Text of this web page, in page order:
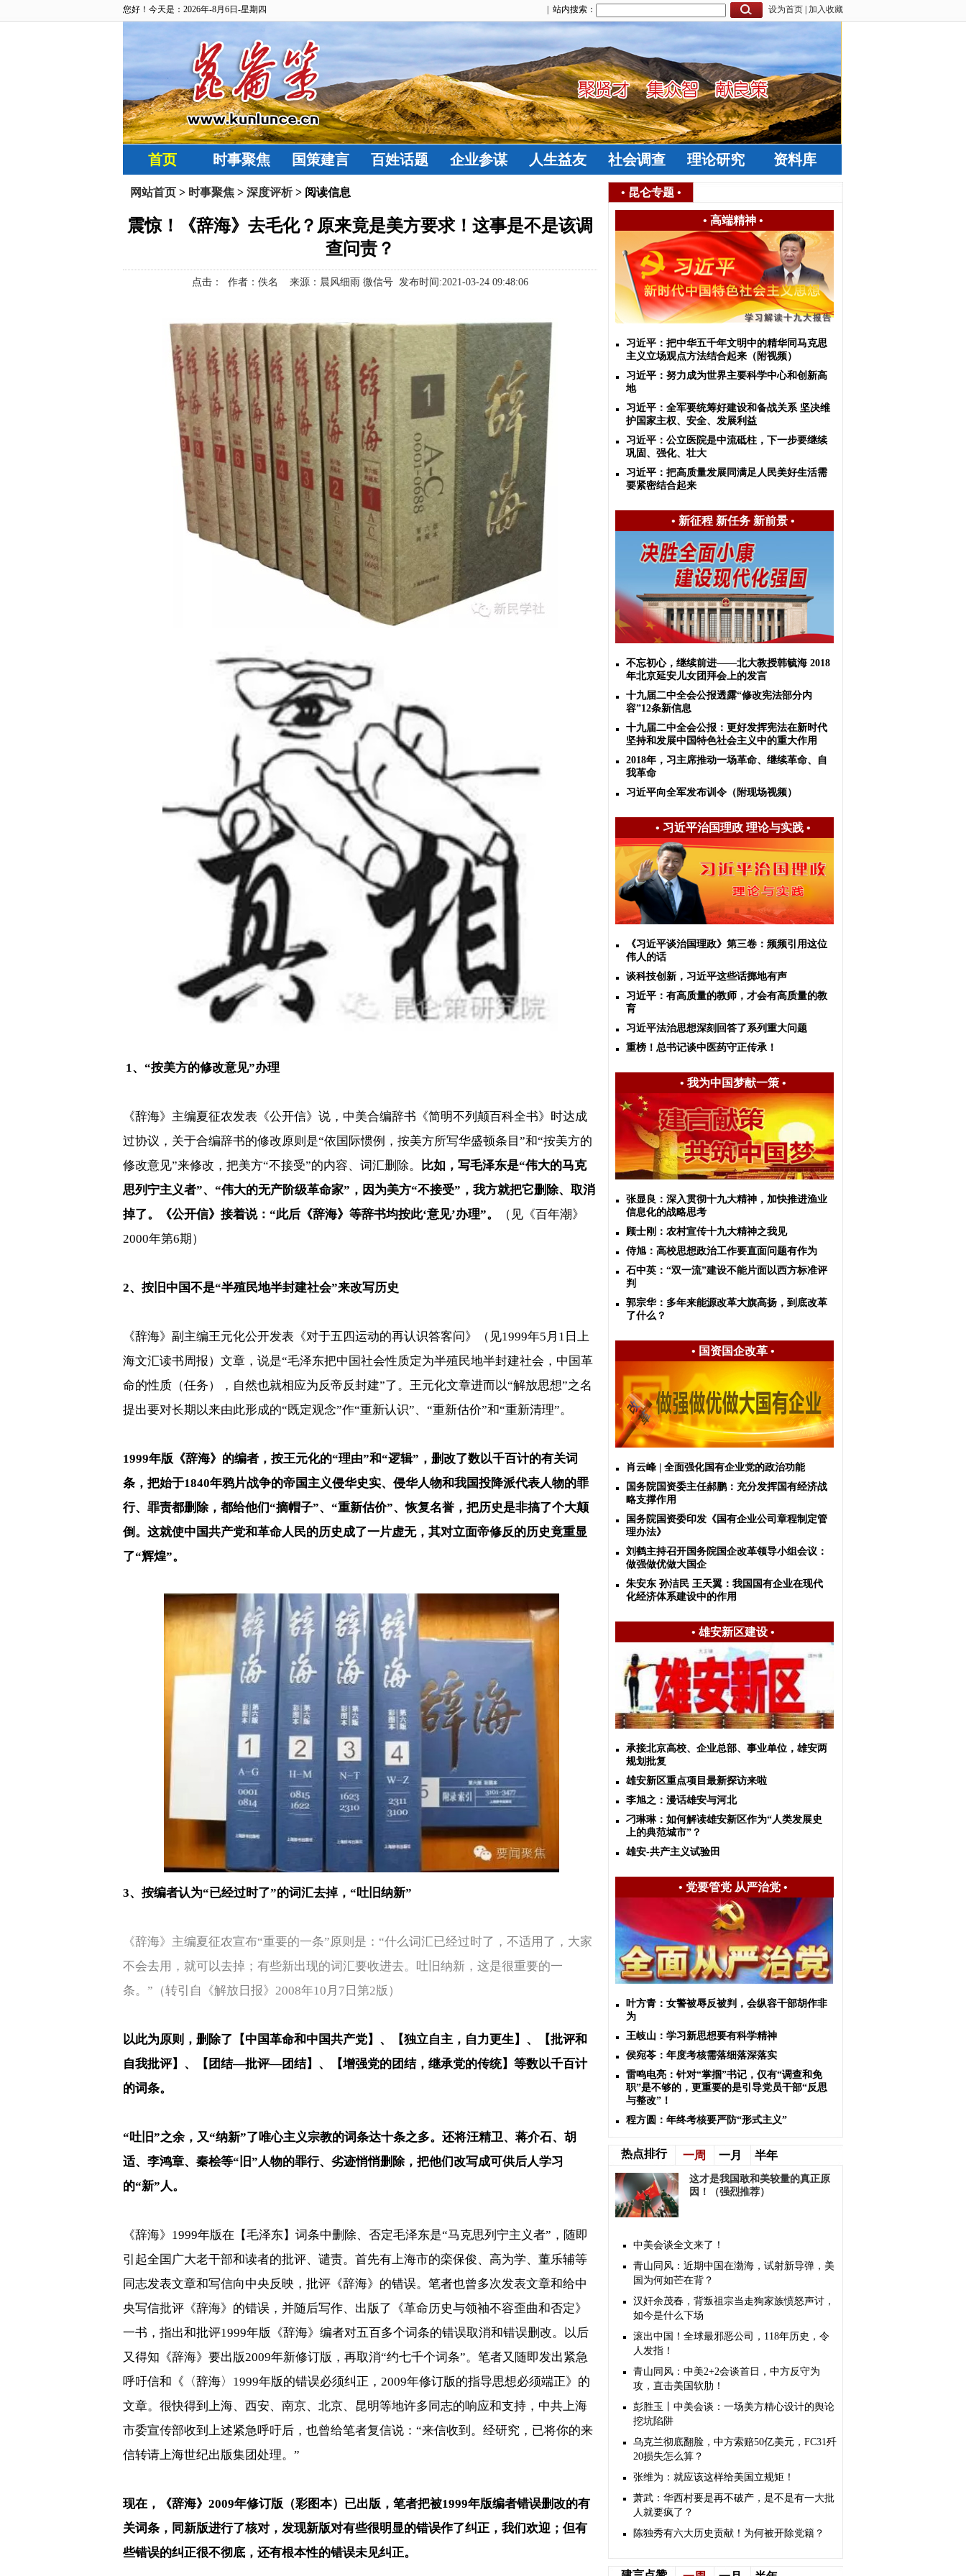
您好！今天是：2026年-8月6日-星期四 设为首页 加入收藏
| 站内搜索：
首页 时事聚焦 国策建言 百姓话题 企业参谋 人生益友 社会调查 理论研究 资料库
网站首页 > 时事聚焦 > 深度评析> 阅读信息
震惊！《辞海》去毛化？原来竟是美方要求！这事是不是该调
查问责？
点击： 作者：佚名 来源：晨风细雨 微信号 发布时间:2021-03-24 09:48:06
1、 “按美方的修改意见”办理
《辞海》主编夏征农发表《公开信》说，中美合编辞书《简明不列颠百科全书》时达成
过协议，关于合编辞书的修改原则是“依国际惯例，按美方所写华盛顿条目”和“按美方的
修改意见”来修改，把美方“不接受”的内容、词汇删除。 比如，写毛泽东是“伟大的马克
思列宁主义者”、 “伟大的无产阶级革命家” ，因为美方“不接受” ，我方就把它删除、取消
掉了。《公开信》接着说： “此后《辞海》等辞书均按此‘意见’办理”。
（见《百年潮》
2000年第6期）
2、按旧中国不是“半殖民地半封建社会”来改写历史
《辞海》副主编王元化公开发表《对于五四运动的再认识答客问》 （见1999年5 月 1 日上
海文汇读书周报） 文章，说是“毛泽东把中国社会性质定为半殖民地半封建社会，中国革
命的性质（任务），自然也就相应为反帝反封建”了。王元化文章进而以“解放思想”之名
提出要对长期以来由此形成的“既定观念”作“重新认识”、 “重新估价”和“重新清理”。
1999年版《辞海》的编者，按王元化的“理由”和“逻辑” ，删改了数以千百计的有关词
条，把始于1840年鸦片战争的帝国主义侵华史实、侵华人物和我国投降派代表人物的罪
行、罪责都删除，都给他们“摘帽子”、 “重新估价”、恢复名誉，把历史是非搞了个大颠
倒。这就使中国共产党和革命人民的历史成了一片虚无，其对立面帝修反的历史竟重显
了“辉煌”。
3、按编者认为“已经过时了”的词汇去掉， “吐旧纳新”
《辞海》主编夏征农宣布“重要的一条”原则是： “什么词汇已经过时了，不适用了，大家
不会去用，就可以去掉；有些新出现的词汇要收进去。吐旧纳新，这是很重要的一
条。 ”（转引自《解放日报》 2008年10 月 7 日第2版）
以此为原则，删除了【中国革命和中国共产党】、【独立自主，自力更生】、【批评和
自我批评】、【团结—批评—团结】、【增强党的团结，继承党的传统】等数以千百计
的词条。
“吐旧”之余，又“纳新”了唯心主义宗教的词条达十条之多。还将汪精卫、蒋介石、胡
适、李鸿章、秦桧等“ 旧”人物的罪行、劣迹悄悄删除，把他们改写成可供后人学习
的“新”人。
《辞海》 1999年版在【毛泽东】词条中删除、否定毛泽东是“马克思列宁主义者” ，随即
引起全国广大老干部和读者的批评、谴责。首先有上海市的栾保俊、高为学、董乐辅等
同志发表文章和写信向中央反映，批评《辞海》的错误。笔者也曾多次发表文章和给中
央写信批评《辞海》的错误，并随后写作、出版了《革命历史与领袖不容歪曲和否定》
一书，指出和批评1999年版《辞海》编者对五百多个词条的错误取消和错误删改。以后
又得知《辞海》要出版2009年新修订版，再取消“约七千个词条”。笔者又随即发出紧急
呼吁信和《〈辞海〉 1999年版的错误必须纠正， 2009年修订版的指导思想必须端正》的
文章。很快得到上海、西安、南京、北京、昆明等地许多同志的响应和支持，中共上海
市委宣传部收到上述紧急呼吁后，也曾给笔者复信说： “来信收到。经研究，已将你的来
信转请上海世纪出版集团处理。 ”
现在，《辞海》 2009年修订版（彩图本）已出版，笔者把被1999年版编者错误删改的有
关词条，同新版进行了核对，发现新版对有些很明显的错误作了纠正，我们欢迎；但有
些错误的纠正很不彻底，还有根本性的错误未见纠正。
• 昆仑专题 •
• 高端精神•
习近平：把中华五千年文明中的精华同马克思
主义立场观点方法结合起来（附视频）
习近平：努力成为世界主要科学中心和创新高
地
习近平：全军要统筹好建设和备战关系 坚决维
护国家主权、安全、发展利益
习近平：公立医院是中流砥柱，下一步要继续
巩固、强化、壮大
习近平：把高质量发展同满足人民美好生活需
要紧密结合起来
• 新征程 新任务 新前景•
不忘初心，继续前进——北大教授韩毓海 2018
年北京延安儿女团拜会上的发言
十九届二中全会公报透露“修改宪法部分内
容”12条新信息
十九届二中全会公报：更好发挥宪法在新时代
坚持和发展中国特色社会主义中的重大作用
2018年，习主席推动一场革命、继续革命、自
我革命
习近平向全军发布训令（附现场视频）
• 习近平治国理政 理论与实践•
《习近平谈治国理政》第三卷：频频引用这位
伟人的话
谈科技创新，习近平这些话掷地有声
习近平：有高质量的教师，才会有高质量的教
育
习近平法治思想深刻回答了系列重大问题
重榜！总书记谈中医药守正传承！
• 我为中国梦献一策•
张显良：深入贯彻十九大精神，加快推进渔业
信息化的战略思考
顾士刚：农村宣传十九大精神之我见
侍旭：高校思想政治工作要直面问题有作为
石中英：“双一流”建设不能片面以西方标准评
判
郭宗华：多年来能源改革大旗高扬，到底改革
了什么？
• 国资国企改革•
肖云峰 | 全面强化国有企业党的政治功能
国务院国资委主任郝鹏：充分发挥国有经济战
略支撑作用
国务院国资委印发《国有企业公司章程制定管
理办法》
刘鹤主持召开国务院国企改革领导小组会议：
做强做优做大国企
朱安东 孙洁民 王天翼：我国国有企业在现代
化经济体系建设中的作用
• 雄安新区建设•
承接北京高校、企业总部、事业单位，雄安两
规划批复
雄安新区重点项目最新探访来啦
李旭之：漫话雄安与河北
刁琳琳：如何解读雄安新区作为“人类发展史
上的典范城市”？
雄安-共产主义试验田
• 党要管党 从严治党•
叶方青：女警被辱反被判，会纵容干部胡作非
为
王岐山：学习新思想要有科学精神
侯宛苓：年度考核需落细落深落实
雷鸣电亮：针对“掌掴”书记，仅有“调查和免
职”是不够的，更重要的是引导党员干部“反思
与整改”！
程方圆：年终考核要严防“形式主义”
热点排行 一周 一月 半年
这才是我国敢和美较量的真正原
因！（强烈推荐）
中美会谈全文来了！
青山同风：近期中国在渤海，试射新导弹，美
国为何如芒在背？
汉奸余茂春，背叛祖宗当走狗家族愤怒声讨，
如今是什么下场
滚出中国！全球最邪恶公司，118年历史，令
人发指！
青山同风：中美2+2会谈首日，中方反守为
攻，直击美国软肋！
彭胜玉丨中美会谈：一场美方精心设计的舆论
挖坑陷阱
乌克兰彻底翻脸，中方索赔50亿美元，FC31歼
20损失怎么算？
张维为：就应该这样给美国立规矩！
萧武：华西村要是再不破产，是不是有一大批
人就要疯了？
陈独秀有六大历史贡献！为何被开除党籍？